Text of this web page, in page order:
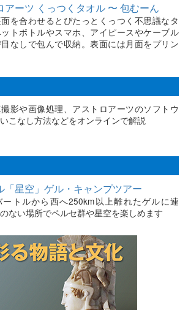
アーツ くっつくタオル 〜 包むーん
を合わせるとぴたっとくっつく不思議なタ
トボトルやスマホ、アイピースやケーブル
なしで包んで収納。表面には月面をプリン
影や画像処理、アストロアーツのソフトウ
こなし方法などをオンラインで解説
「星空」ゲル・キャンプツアー
ートルから西へ250km以上離れたゲルに連
ない場所でペルセ群や星空を楽しめます